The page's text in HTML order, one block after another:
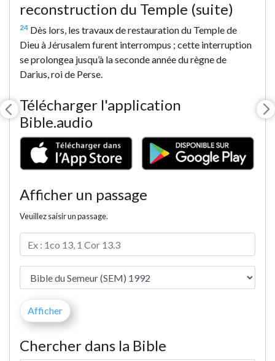
reconstruction du Temple (suite)
24 Dès lors, les travaux de restauration du Temple de
Dieu à Jérusalem furent interrompus ; cette interruption
se prolongea jusqu’à la seconde année du règne de
Darius, roi de Perse.
Télécharger l'application
Bible.audio
Afficher un passage
Veuillez saisir un passage.
Chercher dans la Bible